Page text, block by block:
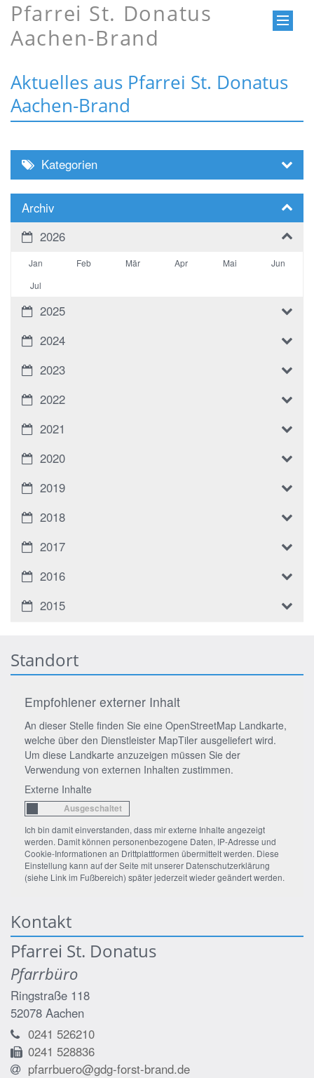
Pfarrei St. Donatus
Aachen-Brand
Aktuelles aus Pfarrei St. Donatus
Aachen-Brand
Kategorien
Archiv
2026
Jan Feb Mär Apr Mai
Jun
Jul
2025
2024
2023
2022
2021
2020
2019
2018
2017
2016
2015
Standort
Empfohlener externer Inhalt
An dieser Stelle finden Sie eine OpenStreetMap Landkarte,
welche über den Dienstleister MapTiler ausgeliefert wird.
Um diese Landkarte anzuzeigen müssen Sie der
Verwendung von externen Inhalten zustimmen.
Externe Inhalte
Ich bin damit einverstanden, dass mir externe Inhalte angezeigt
werden. Damit können personenbezogene Daten, IP-Adresse und
Cookie-Informationen an Drittplattformen übermittelt werden. Diese
Einstellung kann auf der Seite mit unserer Datenschutzerklärung
(siehe Link im Fußbereich) später jederzeit wieder geändert werden.
Kontakt
Pfarrei St. Donatus
Pfarrbüro
Ringstraße 118
52078 Aachen
0241 526210
0241 528836
pfarrbuero@gdg-forst-brand.de